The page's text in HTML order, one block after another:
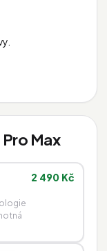
Pro Max
2 490 Kč